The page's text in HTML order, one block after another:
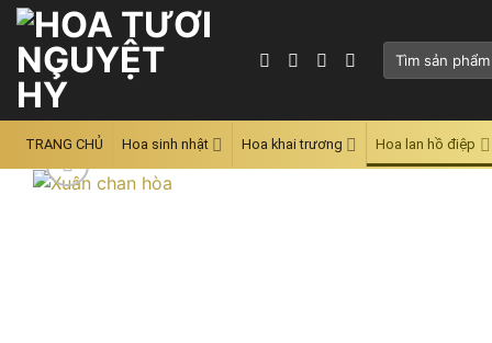
Skip
content
Tìm
TRANG CHỦ Hoa sinh nhật Hoa khai trương Hoa lan hồ điệp